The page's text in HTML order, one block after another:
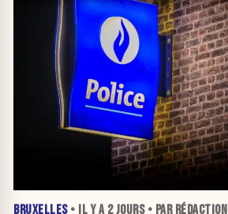
BRUXELLES• IL Y A 2 JOURS• PAR RÉDACTION